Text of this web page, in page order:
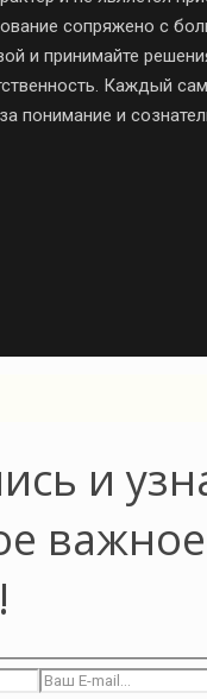
сопряжено с
и принимайте
Каждый
понимание и
и
важное